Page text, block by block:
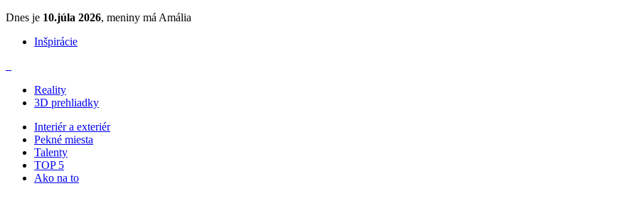
Dnes je 10.júla 2026, meniny má Amália
Inšpirácie
Reality
3D prehliadky
Interiér a exteriér
Pekné miesta
Talenty
TOP 5
Ako na to